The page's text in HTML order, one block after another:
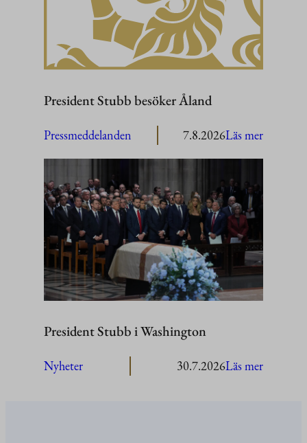
President Stubb besöker Åland
Pressmeddelanden 7.8.2026Läs mer:
besöker
President Stubb i Washington
Nyheter 30.7.2026Läs mer: